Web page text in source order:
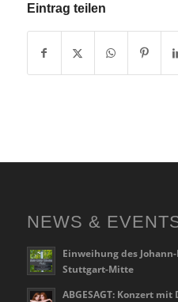
Eintrag teilen
NEWS &
Einweihung des
Stuttgart-Mitte
ABGESAGT: Konzert